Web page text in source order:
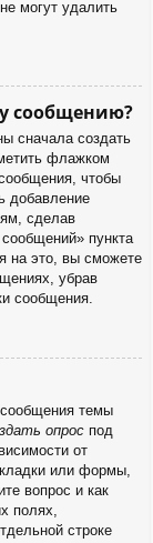
могут удалить
сообщению?
сначала создать
флажком
чтобы
добавление
сделав
пункта
на это, вы сможете
убрав
сообщения.
сообщения темы
опрос под
от
или формы,
вопрос и как
полях,
строке